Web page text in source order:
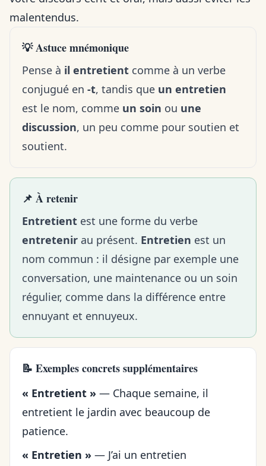
malentendus.
💡 Astuce mnémonique
Pense à il entretient comme à un verbe
conjugué en -t, tandis que un entretien
est le nom, comme un soin ou une
discussion, un peu comme pour soutien et
soutient.
📌 À retenir
Entretient est une forme du verbe
entretenir au présent. Entretien est un
nom commun : il désigne par exemple une
conversation, une maintenance ou un soin
régulier, comme dans la différence entre
ennuyant et ennuyeux.
📝 Exemples concrets supplémentaires
« Entretient » — Chaque semaine, il
entretient le jardin avec beaucoup de
patience.
« Entretien » — J’ai un entretien